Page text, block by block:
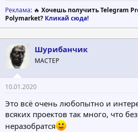
Реклама: 🔥 Хочешь получить Telegram
Polymarket? Кликай сюда!
Шурибанчик
МАСТЕР
10.01.2020
Это всё очень любопытно и
всяких проектов так много, что
неразобратся